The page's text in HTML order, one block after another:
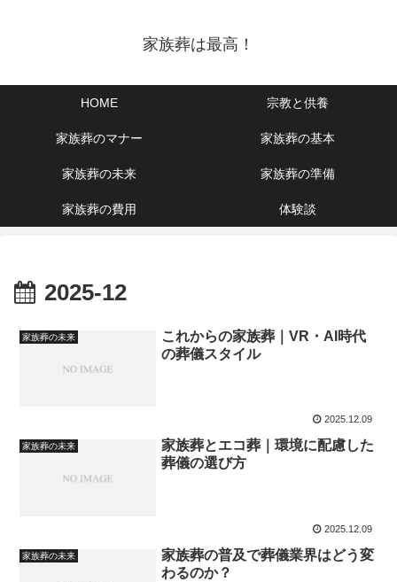
家族葬は最高！
HOME 宗教と供養
家族葬のマナー 家族葬の基本
家族葬の未来 家族葬の準備
家族葬の費用 体験談
2025-12
家族葬の未来
これからの家族葬｜VR・AI時代
の葬儀スタイル
2025.12.09
家族葬の未来
家族葬とエコ葬｜環境に配慮した
葬儀の選び方
2025.12.09
家族葬の未来
家族葬の普及で葬儀業界はどう変
わるのか？